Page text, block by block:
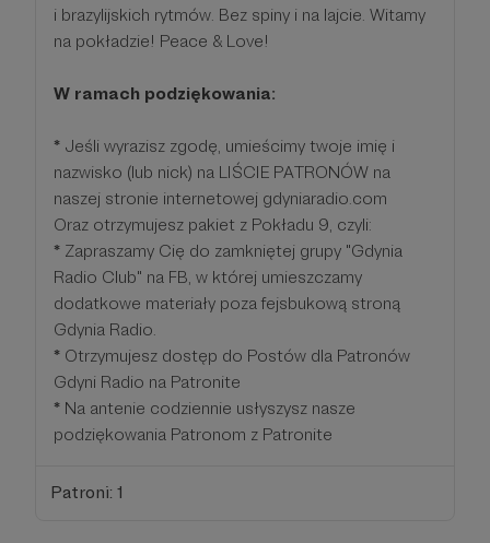
i brazylijskich rytmów. Bez spiny i na lajcie. Witamy
na pokładzie! Peace & Love!
W ramach podziękowania:
* Jeśli wyrazisz zgodę, umieścimy twoje imię i
nazwisko (lub nick) na LIŚCIE PATRONÓW na
naszej stronie internetowej gdyniaradio.com
Oraz otrzymujesz pakiet z Pokładu 9, czyli:
* Zapraszamy Cię do zamkniętej grupy "Gdynia
Radio Club" na FB, w której umieszczamy
dodatkowe materiały poza fejsbukową stroną
Gdynia Radio.
* Otrzymujesz dostęp do Postów dla Patronów
Gdyni Radio na Patronite
* Na antenie codziennie usłyszysz nasze
podziękowania Patronom z Patronite
Patroni: 1